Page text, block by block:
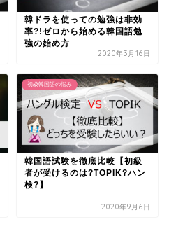
韓ドラを使っての勉強は非効
率?!ゼロから始める韓国語勉
強の始め方
2020年3月16日
初級韓国語の悩み
韓国語試験を徹底比較【初級
者が受けるのは?TOPIK?ハン
検?】
2020年9月6日